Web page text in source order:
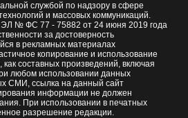
службой по надзору в сфере
и массовых коммуникаций.
ЭЛ № ФС 77 - 75882 от 24 июня 2019 года
за достоверность
в рекламных материалах
копирование и использование
составных произведений, включая
любом использовании данных
СМИ, ссылка на данный сайт
информации не должен
При использовании в печатных
разрешение редакции.